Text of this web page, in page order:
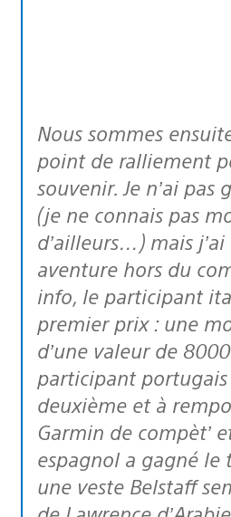
Nous sommes ensuite arrivé au
point de ralliement
souvenir. Je n’ai pas
(je ne connais pas
d’ailleurs…) mais
aventure hors du
info, le participant
premier prix : une
d’une valeur de
participant
deuxième et à
Garmin de compèt’
espagnol a gagné le
une veste Belstaff